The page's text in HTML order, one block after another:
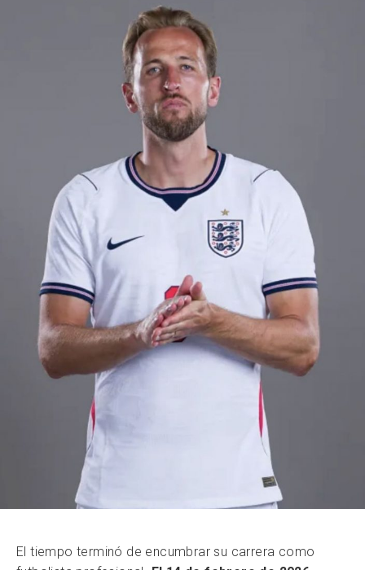
El tiempo terminó de encumbrar su carrera como